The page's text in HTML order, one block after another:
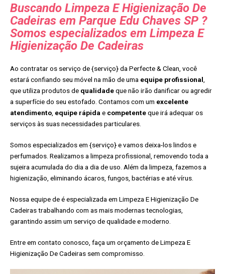
Buscando Limpeza E Higienização De
Cadeiras em Parque Edu Chaves SP ?
Somos especializados em Limpeza E
Higienização De Cadeiras
Ao contratar os serviço de {serviço} da Perfecte & Clean, você
estará confiando seu móvel na mão de uma equipe profissional
que utiliza produtos de qualidadeque não irão danificar ou agredir
a superfície do seu estofado. Contamos com um excelente
atendimento equipe rápida e competenteque irá adequar os
serviços às suas necessidades particulares.
Somos especializados em {serviço} e vamos deixa-los lindos e
perfumados. Realizamos a limpeza profissional, removendo toda a
sujeira acumulada do dia a dia de uso. Além da limpeza, fazemos a
higienização, eliminando ácaros, fungos, bactérias e até vírus.
Nossa equipe de é especializada em Limpeza E Higienização De
Cadeiras trabalhando com as mais modernas tecnologias,
garantindo assim um serviço de qualidade e moderno.
Entre em contato conosco, faça um orçamento de Limpeza E
Higienização De Cadeiras sem compromisso.